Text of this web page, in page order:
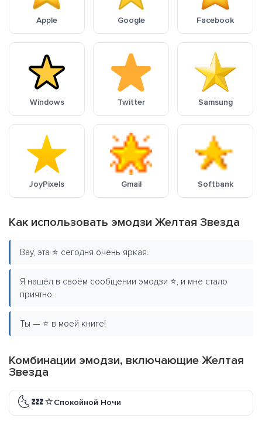
Apple Google Facebook
Windows Twitter Samsung
JoyPixels Gmail Softbank
Как использовать эмодзи Желтая Звезда
Вау, эта ⭐ сегодня очень яркая.
Я нашёл в своём сообщении эмодзи ⭐, и мне стало
приятно.
Ты — ⭐ в моей книге!
Комбинации эмодзи, включающие Желтая
Звезда
🌜💤⭐Спокойной Ночи